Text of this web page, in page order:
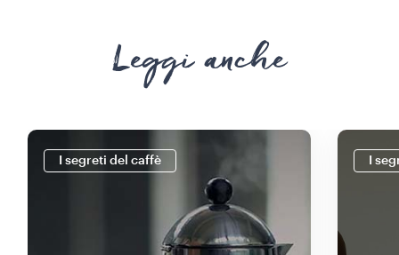
Leggi anche
I segreti del caffè I